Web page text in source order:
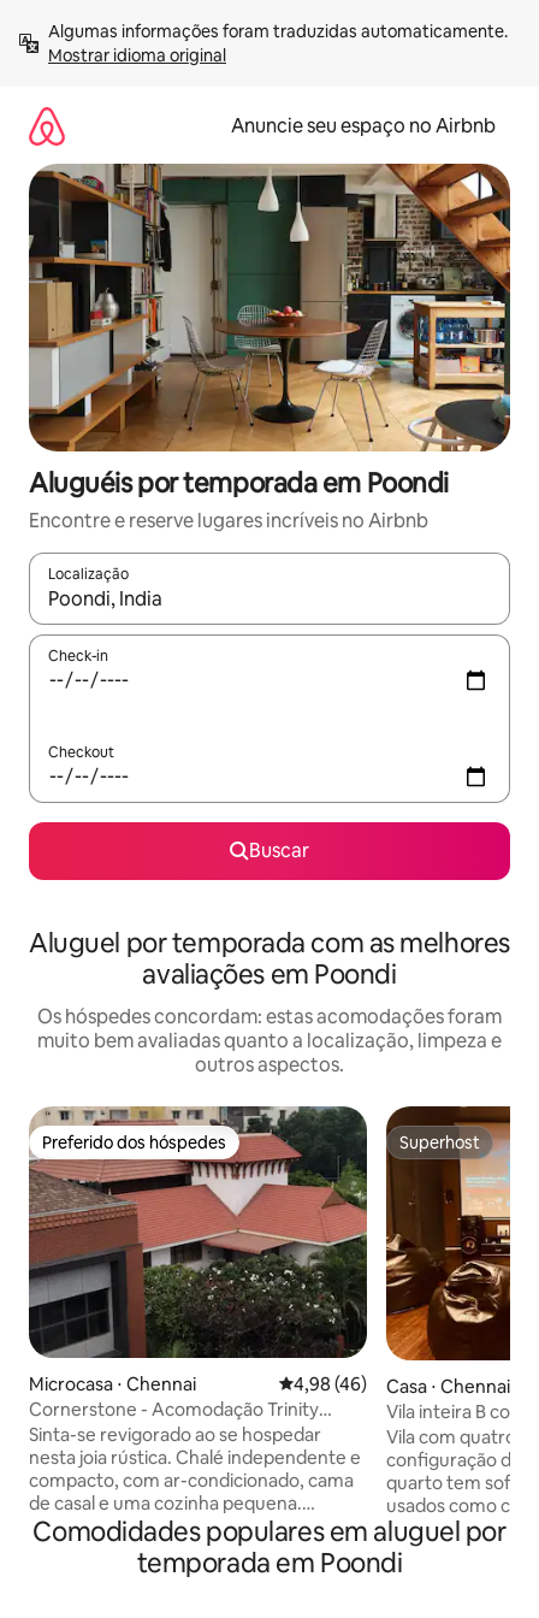
para
Mostrar idioma original
Anuncie seu espaço no Airbnb
Aluguéis por temporada em Poondi
Encontre e reserve lugares incríveis no Airbnb
Localização
Quando os resultados estiverem disponíveis, explore-os
Check-in
Checkout
Buscar
Aluguel por temporada com as melhores
avaliações em Poondi
Os hóspedes concordam: estas acomodações foram
muito bem avaliadas quanto a localização, limpeza e
outros aspectos.
Preferido dos hóspedes
Preferido dos hóspedes
Microcasa ⋅ Chennai 4,98 de uma avaliação média
4,98 (46)
Cornerstone - Acomodação Trinity
Heritage
Sinta-se revigorado ao se hospedar
nesta joia rústica. Chalé independente e
compacto, com ar-condicionado, cama
de casal e uma cozinha pequena.
Privacidade, pois não está conectado à
casa principal. Espaço no térreo,
escondido no canto da casa, que
Superhost
Superhost
Casa ⋅ Chennai
Vila inteira B com
Vila com quatro
configuração de
quarto tem
usados como
outros dois
dormir. Antes de
fotos do quarto
Comodidades populares em aluguel por
temporada em Poondi